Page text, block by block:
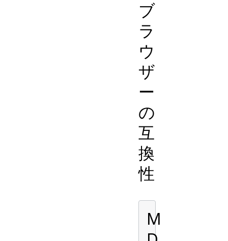
ブ
ラ
ウ
ザ
ー
の
互
換
性
M